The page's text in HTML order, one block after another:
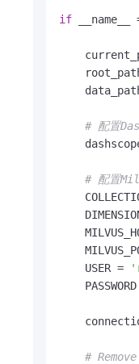
if __name__
# 配置
# 配置
    USER =
PASSWORD
#